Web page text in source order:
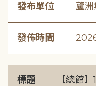
發布單位 蘆
發佈時間
標題
【總館